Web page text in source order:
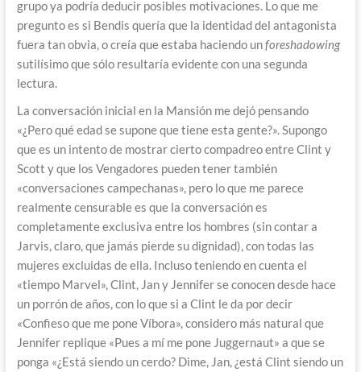
grupo ya podría deducir posibles motivaciones. Lo que me
pregunto es si Bendis quería que la identidad del antagonista
fuera tan obvia, o creía que estaba haciendo unforeshadowing
sutilísimo que sólo resultaría evidente con una segunda
lectura.
La conversación inicial en la Mansión me dejó pensando
«¿Pero qué edad se supone que tiene esta gente?». Supongo
que es un intento de mostrar cierto compadreo entre Clint y
Scott y que los Vengadores pueden tener también
«conversaciones campechanas», pero lo que me parece
realmente censurable es que la conversación es
completamente exclusiva entre los hombres (sin contar a
Jarvis, claro, que jamás pierde su dignidad), con todas las
mujeres excluidas de ella. Incluso teniendo en cuenta el
«tiempo Marvel», Clint, Jan y Jennifer se conocen desde hace
un porrón de años, con lo que si a Clint le da por decir
«Confieso que me pone Víbora», considero más natural que
Jennifer replique «Pues a mí me pone Juggernaut» a que se
ponga «¿Está siendo un cerdo? Dime, Jan, ¿está Clint siendo un